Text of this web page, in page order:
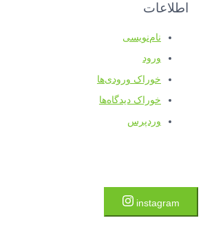
اطلاعات
نام‌نویسی
ورود
خوراک ورودی‌ها
خوراک دیدگاه‌ها
وردپرس
instagram